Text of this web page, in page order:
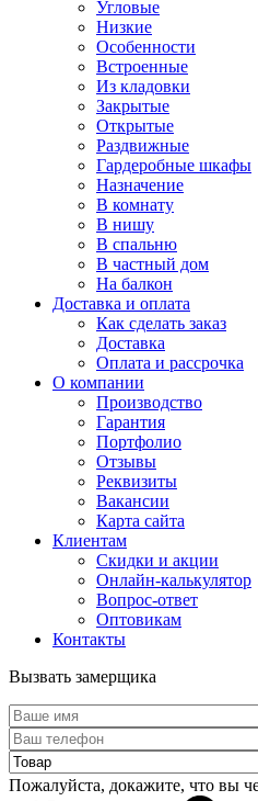
Угловые
Низкие
Особенности
Встроенные
Из кладовки
Закрытые
Открытые
Раздвижные
Гардеробные шкафы
Назначение
В комнату
В нишу
В спальню
В частный дом
На балкон
Доставка и оплата
Как сделать заказ
Доставка
Оплата и рассрочка
О компании
Производство
Гарантия
Портфолио
Отзывы
Реквизиты
Вакансии
Карта сайта
Клиентам
Скидки и акции
Онлайн-калькулятор
Вопрос-ответ
Оптовикам
Контакты
Вызвать замерщика
Пожалуйста, докажите, что вы